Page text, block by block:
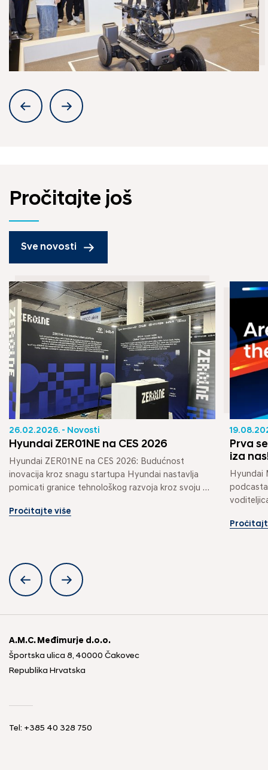
Pročitajte još
Sve novosti
26.02.2026. - Novosti
Hyundai ZER01NE na CES 2026
Hyundai ZER01NE na CES 2026: Budućnost
inovacija kroz snagu startupa Hyundai nastavlja
pomicati granice tehnološkog razvoja kroz svoju
Pročitajte više
Prva
iza
Hyundai
podcasta
A.M.C. Međimurje d.o.o.
Športska ulica 8, 40000 Čakovec
Republika Hrvatska
Tel: +385 40 328 750